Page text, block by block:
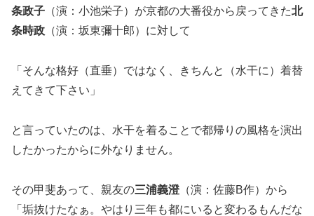
条政子 （演：小池栄子）が京都の大番役から戻ってきた北
条時政 （演：坂東彌十郎）に対して
「そんな格好（直垂）ではなく、きちんと（水干に）着替
えてきて下さい」
と言っていたのは、水干を着ることで都帰りの風格を演出
したかったからに外なりません。
その甲斐あって、親友の三浦義澄（演：佐藤B作）から
「垢抜けたなぁ。やはり三年も都にいると変わるもんだな